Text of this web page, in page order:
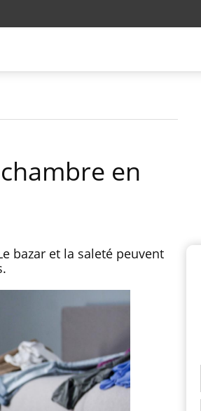
en
bazar et la saleté peuvent